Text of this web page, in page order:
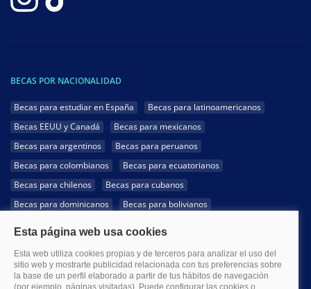
BECAS POR NACIONALIDAD
Becas para estudiar en España
Becas para latinoamericanos
Becas EEUU y Canadá
Becas para mexicanos
Becas para argentinos
Becas para peruanos
Becas para colombianos
Becas para ecuatorianos
Becas para chilenos
Becas para cubanos
Becas para dominicanos
Becas para bolivianos
Becas para hondureños
Becas para paraguayos
Becas para uruguayos
Becas para salvadoreños